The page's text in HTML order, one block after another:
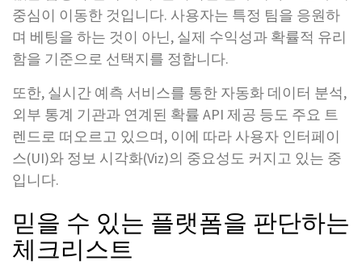
중심이 이동한 것입니다. 사용자는 특정 팀을 응원하
며 베팅을 하는 것이 아닌, 실제 수익성과 확률적 유리
함을 기준으로 선택지를 정합니다.
또한, 실시간 예측 서비스를 통한 자동화 데이터 분석,
외부 통계 기관과 연계된 확률 API 제공 등도 주요 트
렌드로 떠오르고 있으며, 이에 따라 사용자 인터페이
스(UI)와 정보 시각화(Viz)의 중요성도 커지고 있는 중
입니다.
믿을 수 있는 플랫폼을 판단하는
체크리스트